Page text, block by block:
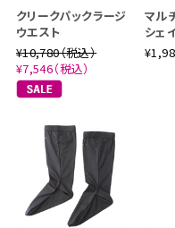
クリークパックラージ
ウエスト
¥10,780（税込）
¥7,546（税込）
マル
シェ